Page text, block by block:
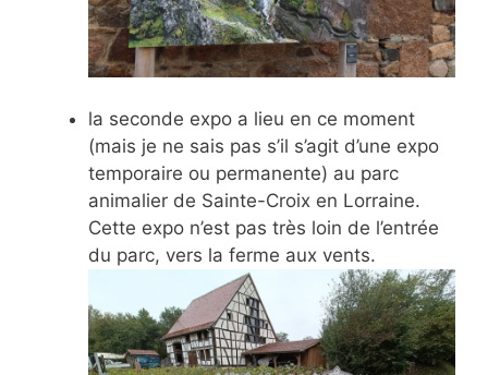
la seconde expo a lieu en ce moment
(mais je ne sais pas s’il s’agit d’une expo
temporaire ou permanente) au parc
animalier de Sainte-Croix en Lorraine.
Cette expo n’est pas très loin de l’entrée
du parc, vers la ferme aux vents.